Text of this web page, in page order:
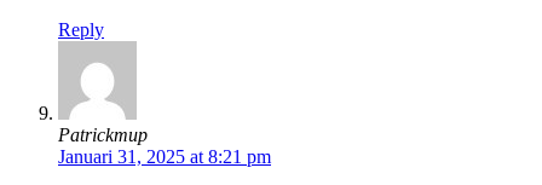
Reply
Patrickmup
Januari 31, 2025 at 8:21 pm